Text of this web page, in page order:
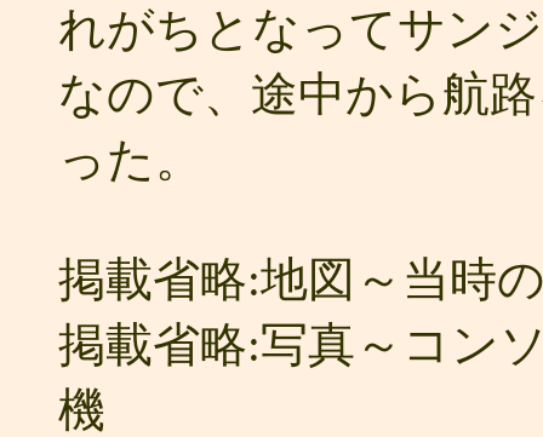
れがちとなってサン
なので、途中から航
った。
掲載省略:地図～当時
掲載省略:写真～コン
機